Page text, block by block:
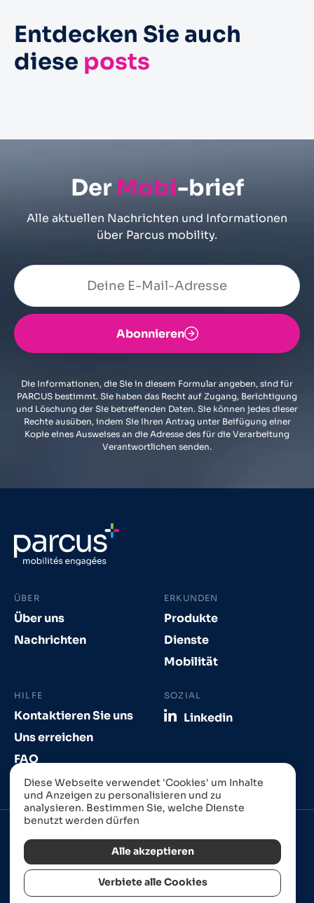
Entdecken Sie auch
diese posts
26. Juni 2024 – Vorbeizug der
olympischen Flamme in Straßburg
European Parking Awards –
„Renovierung des Parkhauses P3
Der Mobi-brief
Alle aktuellen Nachrichten und Informationen
über Parcus mobility.
Abonnieren
Die Informationen, die Sie in diesem Formular angeben, sind für
PARCUS bestimmt. Sie haben das Recht auf Zugang, Berichtigung
und Löschung der Sie betreffenden Daten. Sie können jedes dieser
Rechte ausüben, indem Sie Ihren Antrag unter Beifügung einer
Kopie eines Ausweises an die Adresse des für die Verarbeitung
Verantwortlichen senden.
ÜBER
Über uns
Nachrichten
ERKUNDEN
Produkte
Dienste
Mobilität
HILFE
Kontaktieren Sie uns
Uns erreichen
FAQ
SOZIAL
Linkedin
Website in Straßburg erstellt vonIzhak
Diese Webseite verwendet 'Cookies' um Inhalte
und Anzeigen zu personalisieren und zu
analysieren. Bestimmen Sie, welche Dienste
benutzt werden dürfen
Alle akzeptieren
Verbiete alle Cookies